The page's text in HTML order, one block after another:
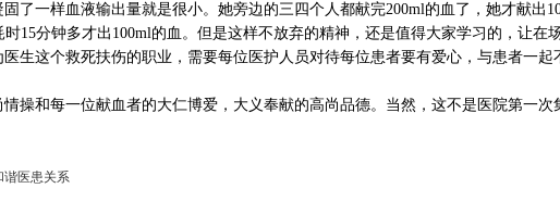
了一样血液输出量就是很小。她旁边的三四个人都献完200ml的血了，她才献出
15分钟多才出100ml的血。但是这样不放弃的精神，还是值得大家学习的，让在
这个救死扶伤的职业，需要每位医护人员对待每位患者要有爱心，与患者一起
和每一位献血者的大仁博爱，大义奉献的高尚品德。当然，这不是医院第一次
谐医患关系